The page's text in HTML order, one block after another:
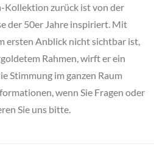
Kollektion zurück ist von der
der 50er Jahre inspiriert. Mit
ersten Anblick nicht sichtbar ist,
Rahmen, wirft er ein
Stimmung im ganzen Raum
wenn Sie Fragen oder
Sie uns bitte.